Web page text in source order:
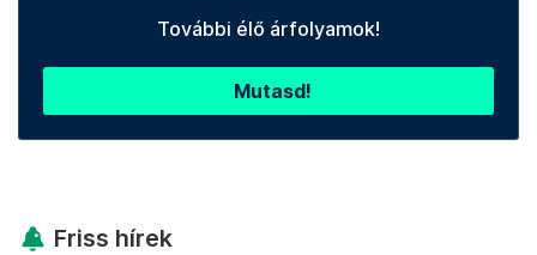
További élő árfolyamok!
Mutasd!
Friss hírek